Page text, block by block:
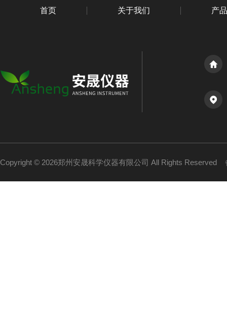
首页 关于我们 产
Copyright © 2026郑州安晟科学仪器有限公司 All Rights Reserved